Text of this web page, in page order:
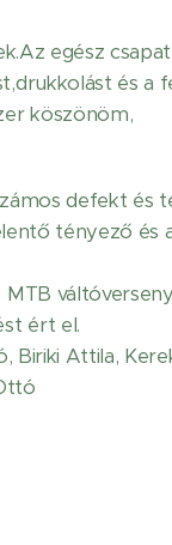
egész csapat
és a
köszönöm,
defekt és
tényező és
ért el.
Biriki Attila,